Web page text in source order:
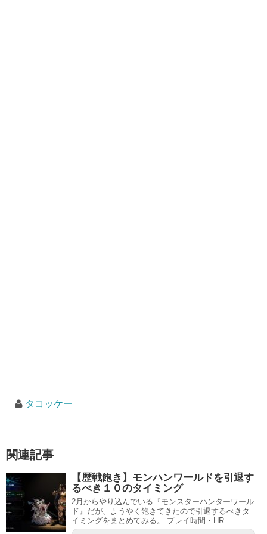
タコッケー
関連記事
【歴戦飽き】モンハンワールドを引退す
るべき１０のタイミング
2月からやり込んでいる『モンスターハンターワール
ド』だが、ようやく飽きてきたので引退するべきタ
イミングをまとめてみる。 プレイ時間・HR ...